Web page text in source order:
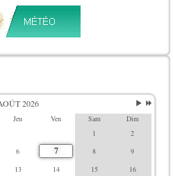
2026
Jeu Ven Sam
Dim
1
2
6 7 8
9
13 14 15
16